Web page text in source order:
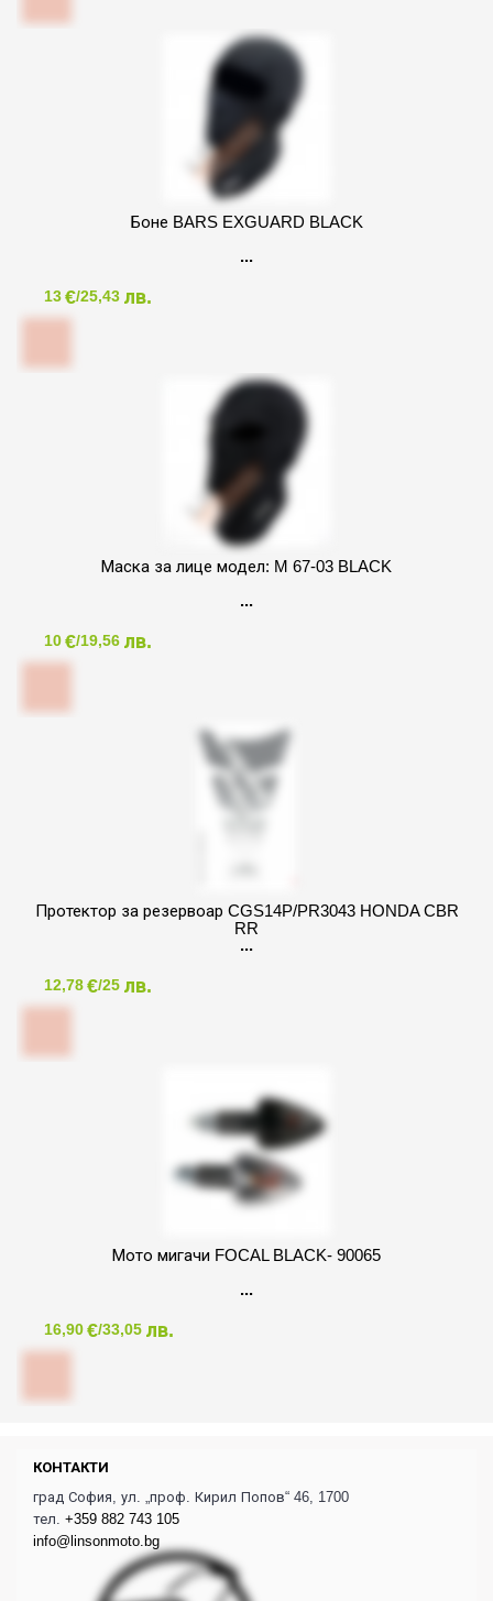
Боне BARS EXGUARD BLACK
13€/25,43 лв.
Маска за лице модел: M 67-03 BLACK
10€/19,56 лв.
Протектор за резервоар CGS14P/PR3043 HONDA CBR
RR
12,78€/25 лв.
Мото мигачи FOCAL BLACK- 90065
16,90€/33,05 лв.
КОНТАКТИ
град София, ул. „проф. Кирил Попов“ 46, 1700
тел. +359 882 743 105
info@linsonmoto.bg